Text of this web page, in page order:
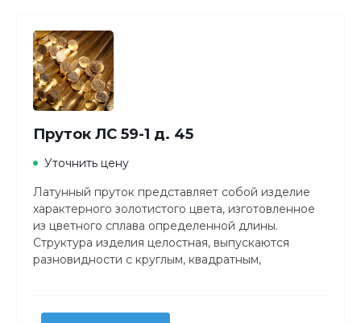
Пруток ЛС 59-1 д. 45
Уточнить цену
Латунный пруток представляет собой изделие
характерного золотистого цвета, изготовленное
из цветного сплава определенной длины.
Структура изделия целостная, выпускаются
разновидности с круглым, квадратным,